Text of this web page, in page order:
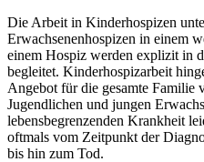
Die Arbeit in Kinderhospizen
Erwachsenenhospizen in einem
einem Hospiz werden explizit in
begleitet. Kinderhospizarbeit
Angebot für die gesamte Familie
Jugendlichen und jungen
lebensbegrenzenden Krankheit
oftmals vom Zeitpunkt der
bis hin zum Tod.